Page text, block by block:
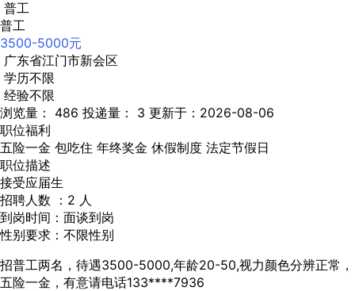
普工
普工
3500-5000元
广东省江门市新会区
学历不限
经验不限
浏览量： 486 投递量： 3 更新于：2026-08-06
职位福利
五险一金 包吃住 年终奖金 休假制度 法定节假日
职位描述
接受应届生
招聘人数 ：2 人
到岗时间：面谈到岗
性别要求：不限性别
招普工两名，待遇3500-5000,年龄20-50,视力颜色分辨正常，
五险一金，有意请电话133****7936